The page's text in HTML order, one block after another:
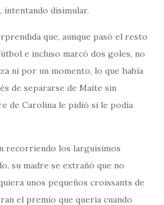
intentando disimular.
que, aunque pasó el resto
e incluso marcó dos goles, no
ni por un momento, lo que había
de separarse de Maite sin
de Carolina le pidió si le podía
recorriendo los larguísimos
su madre se extrañó que no
unos pequeños croissants de
el premio que quería cuando